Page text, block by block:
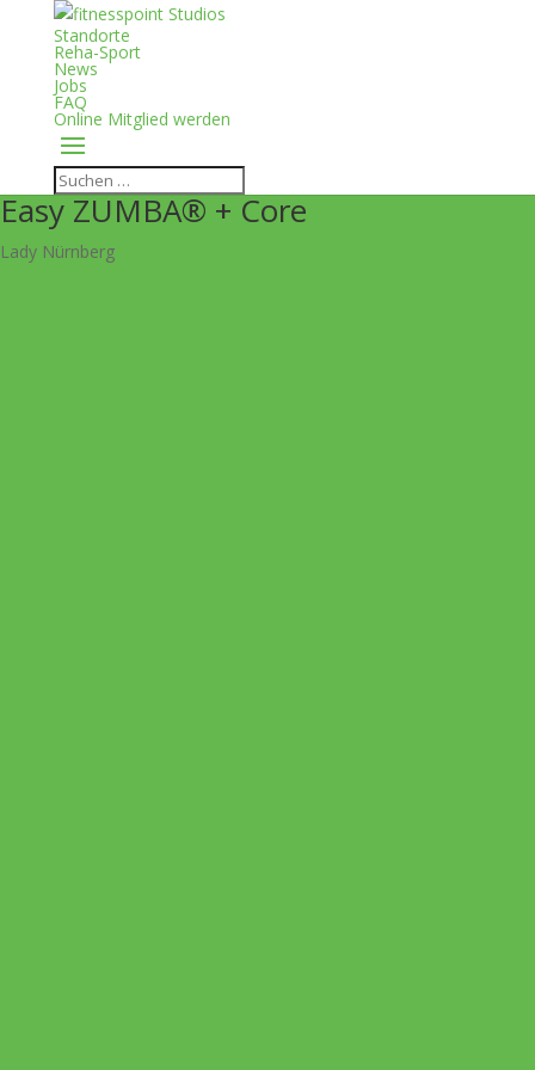
Standorte
Reha-Sport
News
Jobs
FAQ
Online Mitglied werden
Easy ZUMBA® + Core
Lady Nürnberg